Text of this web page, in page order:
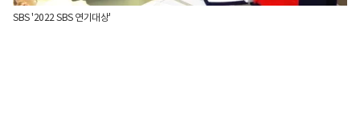
SBS '2022 SBS 연기대상'